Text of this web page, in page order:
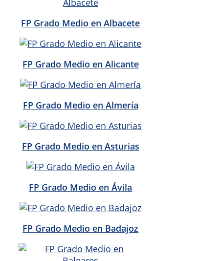
FP Grado Medio en Albacete
FP Grado Medio en Alicante
FP Grado Medio en Almería
FP Grado Medio en Asturias
FP Grado Medio en Ávila
FP Grado Medio en Badajoz